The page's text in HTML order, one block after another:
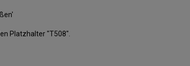
Platzhalter "T508".